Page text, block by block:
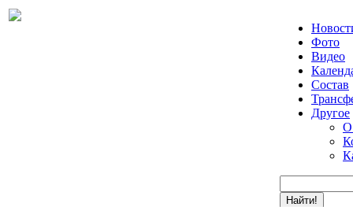
Фото
Видео
Состав
Другое
О
Найти!